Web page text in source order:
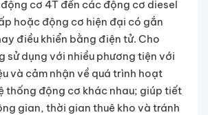
cơ 4T đến các động cơ diesel
hoặc động cơ hiện đại có gắn
điều khiển bằng điện tử. Cho
sử dụng với nhiều phương tiện với
và cảm nhận về quá trình hoạt
thống động cơ khác nhau; giúp tiết
gian, thời gian thuê kho và tránh